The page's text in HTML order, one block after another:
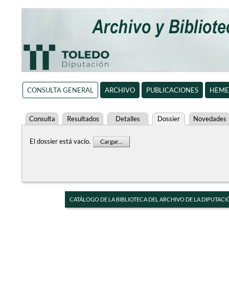
CONSULTA GENERAL ARCHIVO PUBLICACIONES
Consulta Resultados Detalles Dossier Novedades
El dossier está vacío. Cargar...
CATÁLOGO DE LA BIBLIOTECA DEL ARCHIVO DE LA